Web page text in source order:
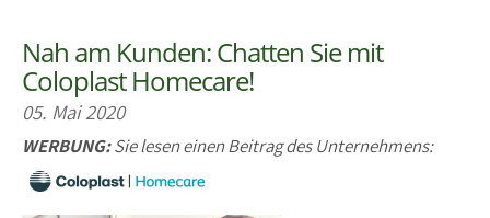
Nah am Kunden: Chatten Sie mit
Coloplast Homecare!
05. Mai 2020
WERBUNG:Sie lesen einen Beitrag des Unternehmens: